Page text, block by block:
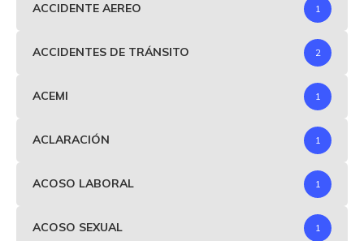
ACCIDENTE AEREO 1
ACCIDENTES DE TRÁNSITO 2
ACEMI 1
ACLARACIÓN 1
ACOSO LABORAL 1
ACOSO SEXUAL 1